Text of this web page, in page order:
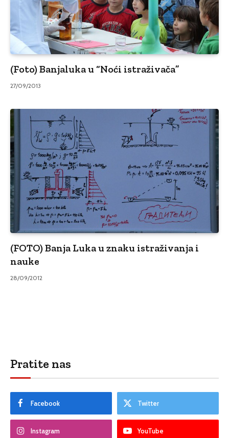
(Foto) Banjaluka u “Noći istraživača”
27/09/2013
(FOTO) Banja Luka u znaku istraživanja i
nauke
28/09/2012
Pratite nas
Facebook Twitter
Instagram YouTube